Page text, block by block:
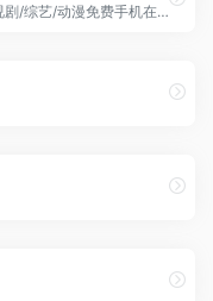
每日更新最近热播好看的高清电影/电视剧/综艺/动漫免费手机在线观看。